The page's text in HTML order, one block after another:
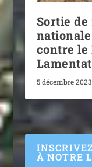
Sortie
nationale
contre le
5 décembre 2023
À NOTRE